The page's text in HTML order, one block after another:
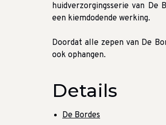
huidverzorgingsserie van De
een kiemdodende werking.
Doordat alle zepen van De
ook ophangen.
Details
De Bordes